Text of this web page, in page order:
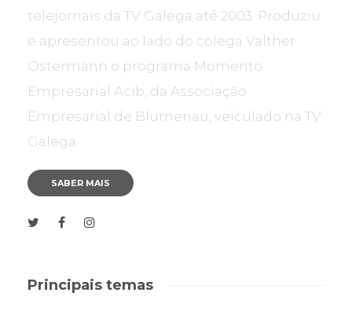
telejornais da TV Galega até 2003. Produziu
e apresentou ao lado do colega Valther
Ostermann o programa Momento
Empresarial Acib, da Associação
Empresarial de Blumenau, veiculado na TV
Galega.
SABER MAIS
Principais temas